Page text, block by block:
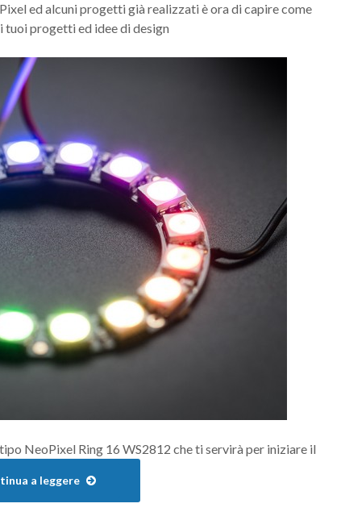
ed alcuni progetti già realizzati è ora di capire come
tuoi progetti ed idee di design
NeoPixel Ring 16 WS2812 che ti servirà per iniziare il
a leggere